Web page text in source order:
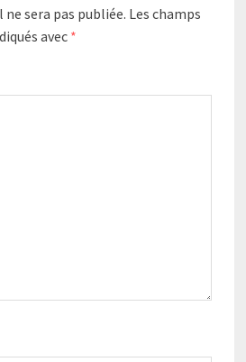
sera pas publiée. Les champs
avec *